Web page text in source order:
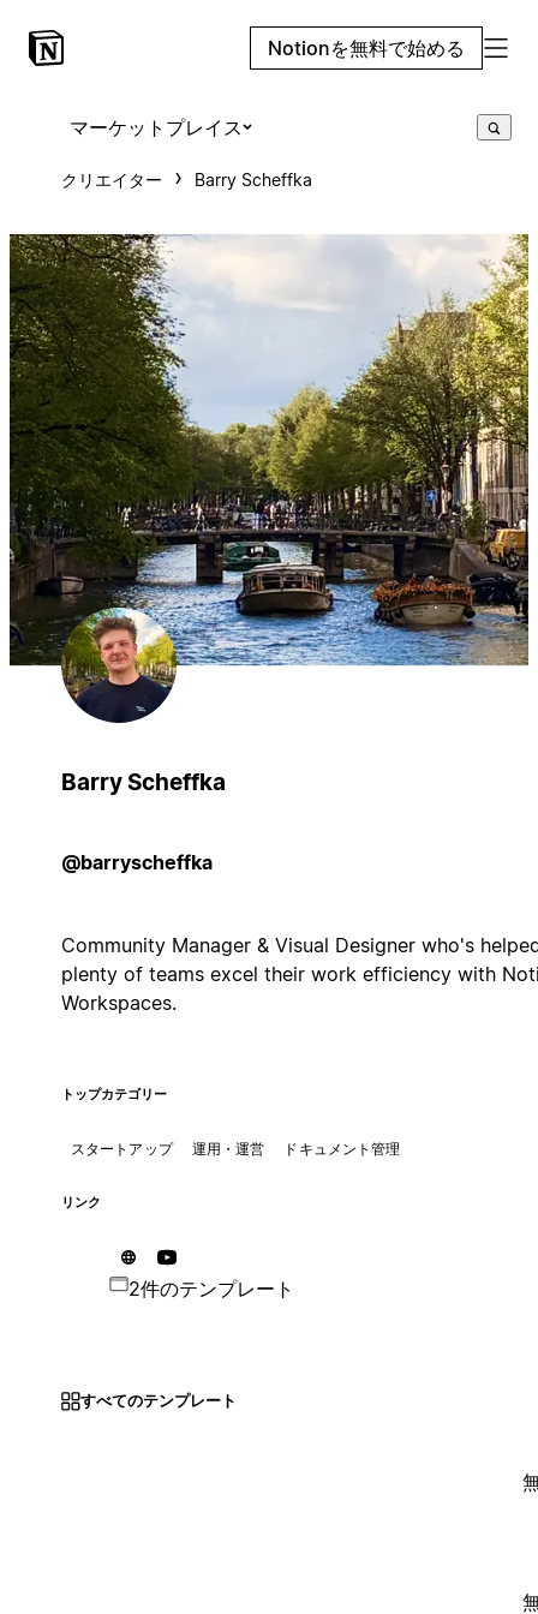
Notionを無料で始める
マーケットプレイス
クリエイター Barry Scheffka
Barry Scheffka
@barryscheffka
Community Manager & Visual Designer who's
plenty of teams excel their work efficiency with
Workspaces.
トップカテゴリー
スタートアップ 運用・運営 ドキュメント管理
リンク
2件のテンプレート
すべてのテンプレート